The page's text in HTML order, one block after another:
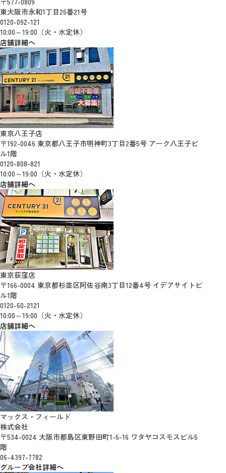
東大阪市永和1丁目26番21号
0120-092-121
10:00～19:00（火・水定休）
店舗詳細へ
東京八王子店
〒192-0046 東京都八王子市明神町3丁目2番5号 アーク八王子ビ
ル1階
0120-808-821
10:00～19:00（火・水定休）
店舗詳細へ
東京荻窪店
〒166-0004 東京都杉並区阿佐谷南3丁目12番4号 イデアサイトビ
ル1階
0120-60-2121
10:00～19:00（火・水定休）
店舗詳細へ
マックス・フィールド
株式会社
〒534-0024 大阪市都島区東野田町1-6-16 ワタヤコスモスビル5
階
06-4397-7782
グループ会社詳細へ